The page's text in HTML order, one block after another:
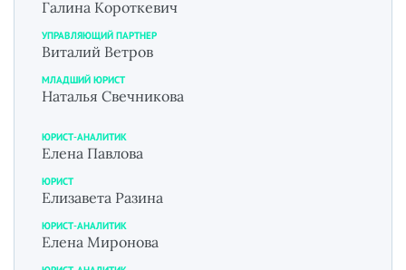
Галина Короткевич
УПРАВЛЯЮЩИЙ ПАРТНЕР
Виталий Ветров
МЛАДШИЙ ЮРИСТ
Наталья Свечникова
ЮРИСТ-АНАЛИТИК
Елена Павлова
ЮРИСТ
Елизавета Разина
ЮРИСТ-АНАЛИТИК
Елена Миронова